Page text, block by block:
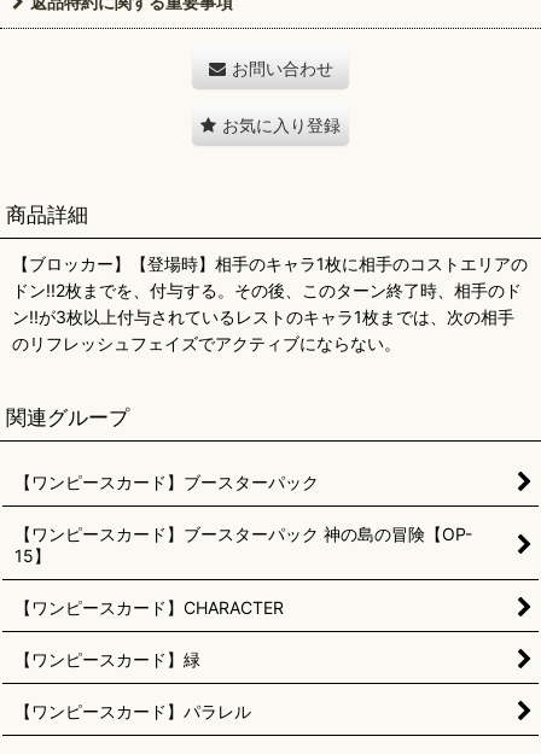
お問い合わせ
お気に入り登録
商品詳細
【ブロッカー】【登場時】相手のキャラ1枚に相手のコストエリアの
ドン!!2枚までを、付与する。その後、このターン終了時、相手のド
ン!!が3枚以上付与されているレストのキャラ1枚までは、次の相手
のリフレッシュフェイズでアクティブにならない。
関連グループ
【ワンピースカード】ブースターパック
【ワンピースカード】ブースターパック 神の島の冒険【OP-
15】
【ワンピースカード】CHARACTER
【ワンピースカード】緑
【ワンピースカード】パラレル